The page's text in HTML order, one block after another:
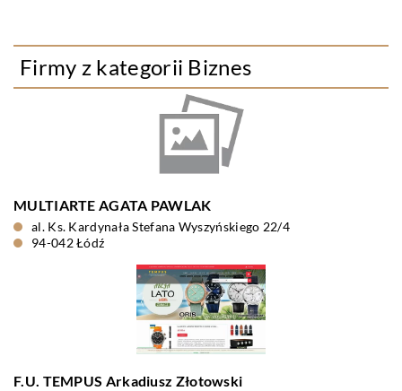
Firmy z kategorii Biznes
MULTIARTE AGATA PAWLAK
al. Ks. Kardynała Stefana Wyszyńskiego 22/4
94-042 Łódź
F.U. TEMPUS Arkadiusz Złotowski